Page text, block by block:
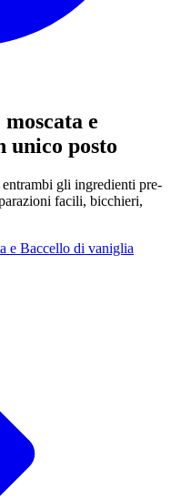
e
unico posto
gli ingredienti pre-
facili, bicchieri,
e Baccello di vaniglia